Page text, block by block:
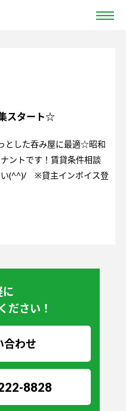
スタート☆
とした呑み屋に最適☆昭和
ントです！賃貸条件相談
い(^^)/ ※貸主インボイス登
に
ださい！
合わせ
8828